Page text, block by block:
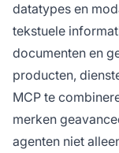
datatypes en
tekstuele
documenten en
producten,
MCP te
merken
agenten niet